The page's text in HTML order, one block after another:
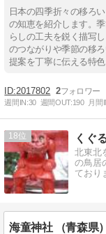
日本の四季折々の移ろ
の知恵を紹介します。
らしの工夫を鋭く描写
のつながりや季節の移
提案を丁寧に伝える特色
2017802 2
週間IN:30 週間OUT:190 月間
18 くぐ
北東北
の鳥居
ており
海童神社 （青森県）